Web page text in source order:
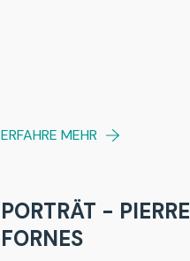
ERFAHRE MEHR
PORTRÄT - PIERRE
FORNES